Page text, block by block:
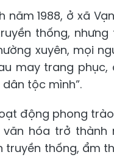
năm 1988, ở xã
thống,
xuyên, mọi
may trang
tộc mình”.
động phong
hóa trở thành
truyền thống, ẩm